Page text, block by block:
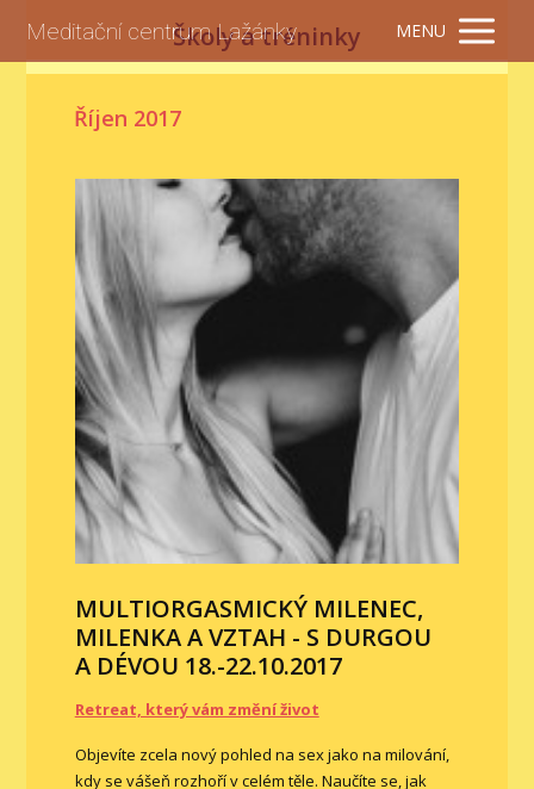
Meditační centrum Lažánky MENU
Školy a tréninky
Říjen 2017
MULTIORGASMICKÝ MILENEC,
MILENKA A VZTAH - S DURGOU
A DÉVOU 18.-22.10.2017
Retreat, který vám změní život
Objevíte zcela nový pohled na sex jako na milování,
kdy se vášeň rozhoří v celém těle. Naučíte se, jak